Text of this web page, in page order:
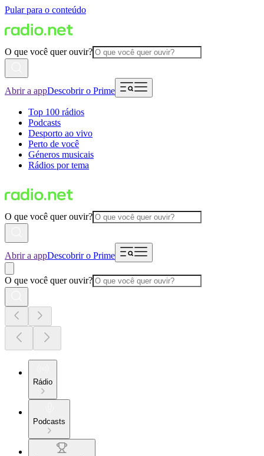
Pular para o conteúdo
O que você quer ouvir?
Abrir a appDescobrir o Prime
Top 100 rádios
Podcasts
Desporto ao vivo
Perto de você
Géneros musicais
Rádios por tema
O que você quer ouvir?
Abrir a appDescobrir o Prime
O que você quer ouvir?
Rádio
Podcasts